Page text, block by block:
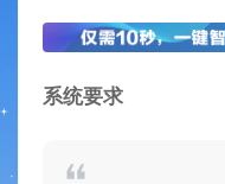
系统要求